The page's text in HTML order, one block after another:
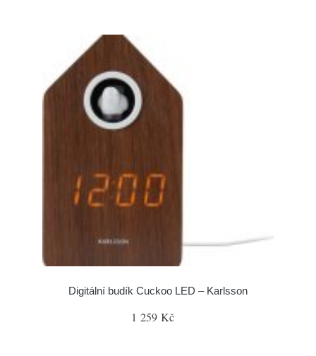
Digitální budík Cuckoo LED – Karlsson
1 259 Kč